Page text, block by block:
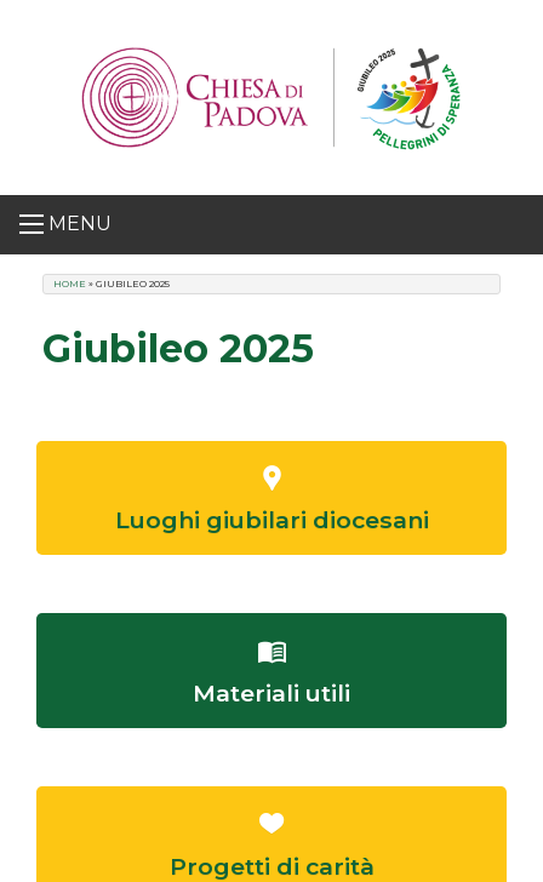
MENU
HOME » GIUBILEO 2025
Giubileo 2025
Luoghi giubilari diocesani
Materiali utili
Progetti di carità